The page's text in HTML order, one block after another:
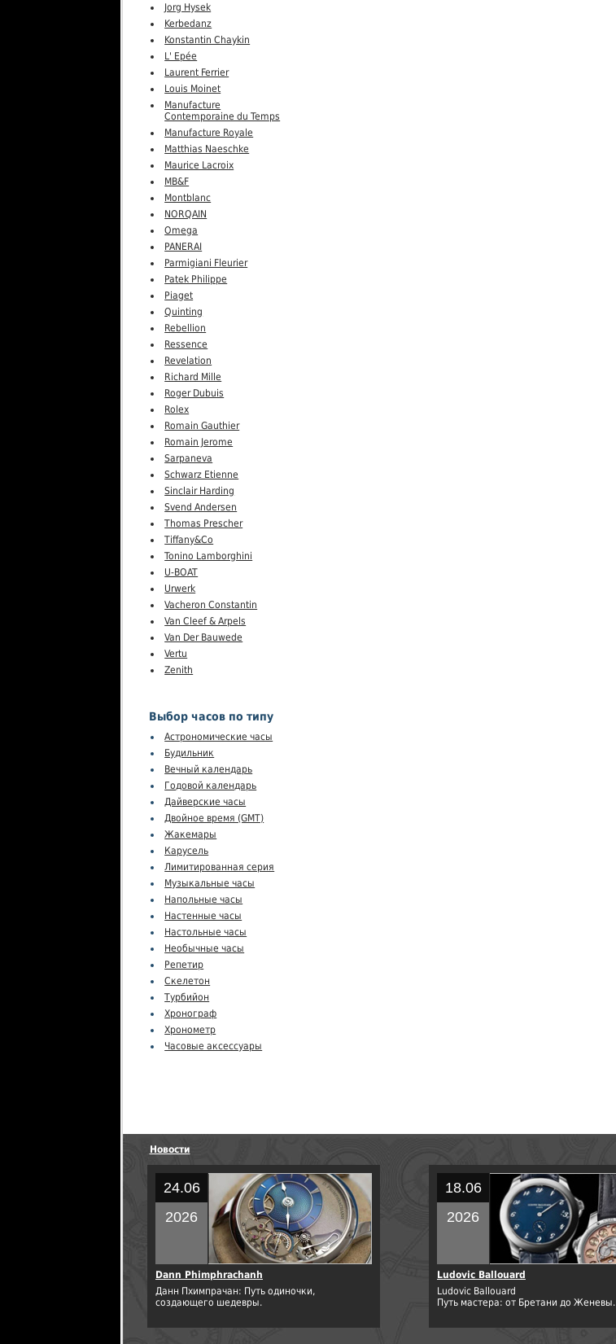
Jorg Hysek
Kerbedanz
Konstantin Chaykin
L' Epée
Laurent Ferrier
Louis Moinet
Manufacture
Contemporaine du Temps
Manufacture Royale
Matthias Naeschke
Maurice Lacroix
MB&F
Montblanc
NORQAIN
Omega
PANERAI
Parmigiani Fleurier
Patek Philippe
Piaget
Quinting
Rebellion
Ressence
Revelation
Richard Mille
Roger Dubuis
Rolex
Romain Gauthier
Romain Jerome
Sarpaneva
Schwarz Etienne
Sinclair Harding
Svend Andersen
Thomas Prescher
Tiffany&Co
Tonino Lamborghini
U-BOAT
Urwerk
Vacheron Constantin
Van Cleef & Arpels
Van Der Bauwede
Vertu
Zenith
Выбор часов по типу
Астрономические часы
Будильник
Вечный календарь
Годовой календарь
Дайверские часы
Двойное время (GMT)
Жакемары
Карусель
Лимитированная серия
Музыкальные часы
Напольные часы
Настенные часы
Настольные часы
Необычные часы
Репетир
Скелетон
Турбийон
Хронограф
Хронометр
Часовые аксессуары
Новости
24.06
2026
Dann Phimphrachanh
Данн Пхимпрачан: Путь одиночки,
создающего шедевры.
18.06
2026
Ludovic Ballouard
Ludovic Ballouard
Путь мастера: от Бретани до Женевы.